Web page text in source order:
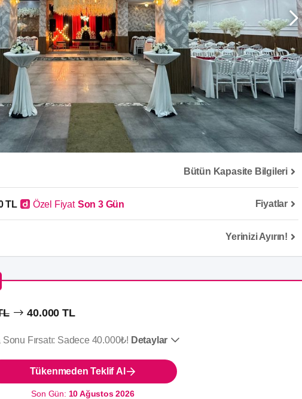
Bütün Kapasite Bilgileri
TL Özel Fiyat Son 3 Gün Fiyatlar
Yerinizi Ayırın!
40.000 TL
Fırsatı: Sadece 40.000₺! Detaylar
Tükenmeden Teklif Al
Son Gün: 10 Ağustos 2026